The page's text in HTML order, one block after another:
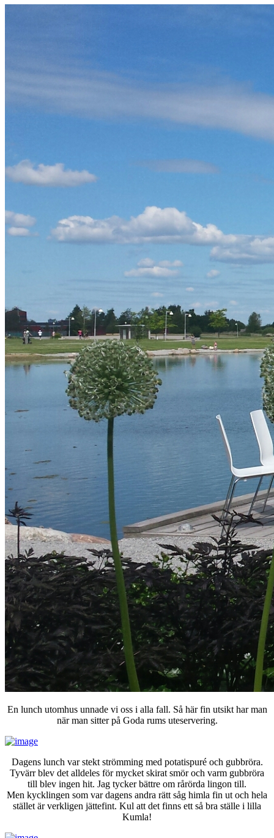
En lunch utomhus unnade vi oss i alla fall. Så här fin utsikt har man
när man sitter på Goda rums uteservering.
Dagens lunch var stekt strömming med potatispuré och gubbröra.
Tyvärr blev det alldeles för mycket skirat smör och varm gubbröra
till blev ingen hit. Jag tycker bättre om rårörda lingon till.
Men kycklingen som var dagens andra rätt såg himla fin ut och hela
stället är verkligen jättefint. Kul att det finns ett så bra ställe i lilla
Kumla!